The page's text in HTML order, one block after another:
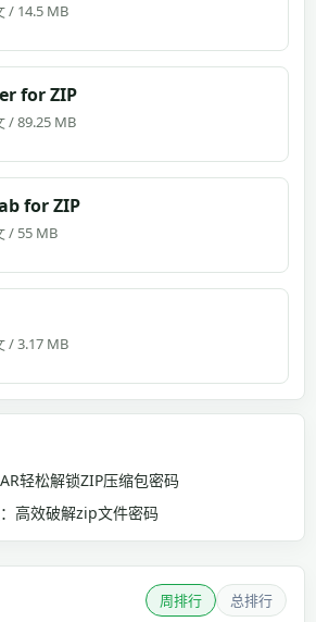
/ 14.5 MB
for ZIP
/ 89.25 MB
for ZIP
/ 55 MB
/ 3.17 MB
轻松解锁ZIP压缩包密码
高效破解zip文件密码
周排行 总排行